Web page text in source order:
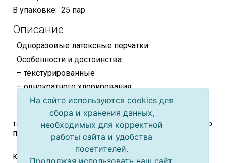
В упаковке: 25 пар
Описание
Одноразовые латексные перчатки.
Особенности и достоинства:
– текстурированные
– однократного хлорирования
– повышенной длины и прочности
– только латекс на сегодняшний день обладает
такой растяжимостью, эластичностью и прочностью
при достаточно тонкой пленке
– латекс не наносит вред окружающей среде, так
как является биоразлагаемым и восполняемым
На сайте используются cookies для
сбора и хранения данных,
необходимых для корректной
работы сайта и удобства
посетителей.
Продолжая использовать наш сайт,